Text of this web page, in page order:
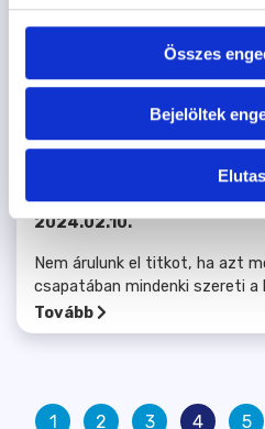
Összes
Bejelöltek
Valentin napra
2024.02.10.
Nem árulunk el titkot, ha azt
csapatában mindenki szereti a
Tovább
1 2 3 4 5